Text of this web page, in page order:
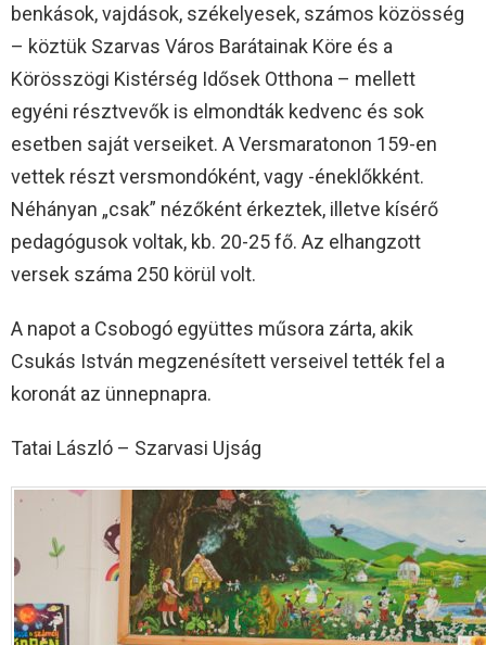
benkások, vajdások, székelyesek, számos közösség
– köztük Szarvas Város Barátainak Köre és a
Körösszögi Kistérség Idősek Otthona – mellett
egyéni résztvevők is elmondták kedvenc és sok
esetben saját verseiket. A Versmaratonon 159-en
vettek részt versmondóként, vagy -éneklőkként.
Néhányan „csak” nézőként érkeztek, illetve kísérő
pedagógusok voltak, kb. 20-25 fő. Az elhangzott
versek száma 250 körül volt.
A napot a Csobogó együttes műsora zárta, akik
Csukás István megzenésített verseivel tették fel a
koronát az ünnepnapra.
Tatai László – Szarvasi Ujság